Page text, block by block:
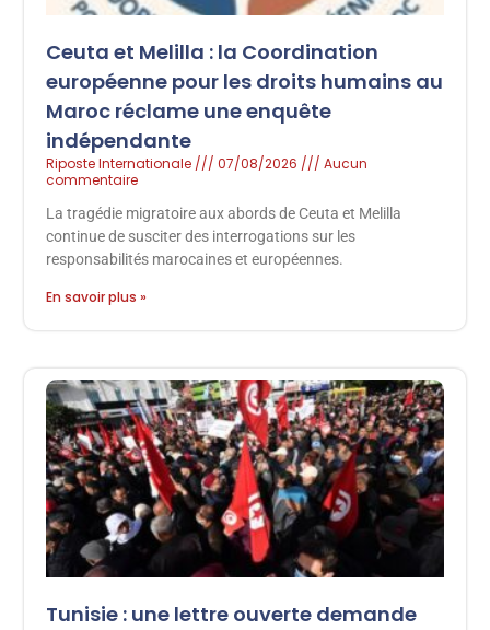
Ceuta et Melilla : la Coordination
européenne pour les droits humains au
Maroc réclame une enquête
indépendante
Riposte Internationale 07/08/2026
Aucun
commentaire
La tragédie migratoire aux abords de Ceuta et Melilla
continue de susciter des interrogations sur les
responsabilités marocaines et européennes.
En savoir plus »
Tunisie : une lettre ouverte demande